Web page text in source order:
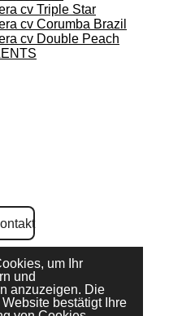
um Ihr
und
anzuzeigen. Die
bestätigt Ihre
cv Triple Star
cv Corumba Brazil
cv Double Peach